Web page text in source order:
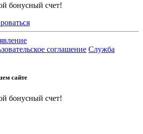
бонусный счет!
соглашение Служба
сайте
бонусный счет!